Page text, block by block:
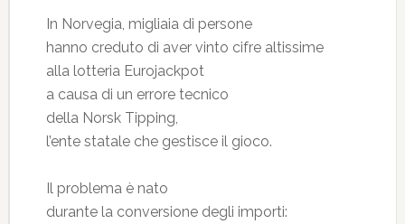
In Norvegia, migliaia di persone
hanno creduto di aver vinto cifre altissime
alla lotteria Eurojackpot
a causa di un errore tecnico
della Norsk Tipping,
l’ente statale che gestisce il gioco.
Il problema è nato
durante la conversione degli importi: